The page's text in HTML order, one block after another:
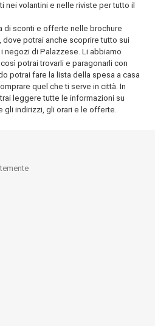
volantini e nelle riviste per tutto il
di sconti e offerte nelle brochure
potrai anche scoprire tutto sui
negozi di Palazzese. Li abbiamo
potrai trovarli e paragonarli con
potrai fare la lista della spesa a casa
quel che ti serve in città. In
leggere tutte le informazioni su
gli indirizzi, gli orari e le offerte.